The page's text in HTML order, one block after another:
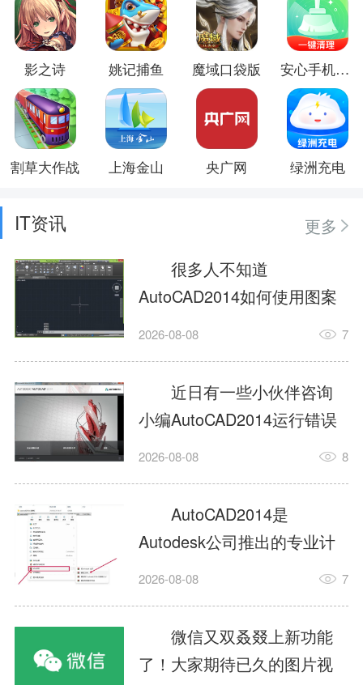
影之诗 姚记捕鱼 魔域口袋版 安心手机卫士
割草大作战 上海金山 央广网 绿洲充电
IT资讯
更多
很多人不知道
AutoCAD2014如何使用图案
填充?今日为你们带来的文章
用图案填充的内容，还有不
清楚小伙伴和小编一起去学
习一下吧。1.打开
AutoCAD2014这款软件，进
入AutoCAD2014的操作界
面，如图所示：2.在该界面内
找到矩形选项，如图所示：3.
点击矩...
2026-08-08 7
近日有一些小伙伴咨询
小编AutoCAD2014运行错误
怎么办?下面就为大家带来了
办的解决方法，有需要的小
伙伴可以来了解了解哦。1.打
开控制面板，选择
AutodeskAutoCAD2014。2.
等AutodeskAutoCAD2014的
安装程序加载完毕。3.选择添
加/...
2026-08-08 8
AutoCAD2014是
Autodesk公司推出的专业计
算机辅助设计（CAD）软
子、建筑、服装等多个工程
与设计领域。作为行业标准
工具之一，它提供了强大的
2026-08-08 7
微信又双叒叕上新功能
了！大家期待已久的图片视